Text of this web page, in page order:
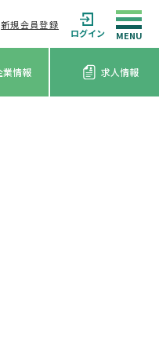
新規会員登録
ログイン
業情報 求人情報